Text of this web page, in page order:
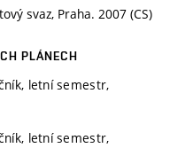
svaz, Praha. 2007 (CS)
PLÁNECH
letní semestr,
letní semestr,